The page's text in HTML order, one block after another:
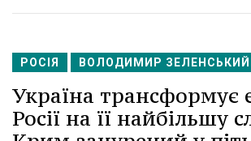
РОСІЯ ВОЛОДИМИР ЗЕЛЕНСЬКИЙ
Україна трансформує
Росії на її найбільшу